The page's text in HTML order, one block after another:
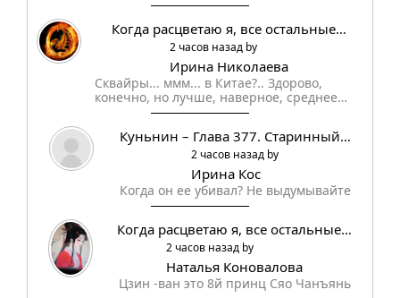
Когда расцветаю я, все остальные…
2 часов назад by
Ирина Николаева
Сквайры... ммм... в Китае?.. Здорово,
конечно, но лучше, наверное, среднее…
Куньнин – Глава 377. Старинный…
2 часов назад by
Ирина Кос
Когда он ее убивал? Не выдумывайте
Когда расцветаю я, все остальные…
2 часов назад by
Наталья Коновалова
Цзин -ван это 8й принц Сяо Чанъянь